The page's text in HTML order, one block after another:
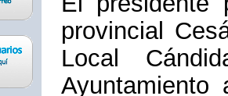
provincial
Local
Ayuntamiento